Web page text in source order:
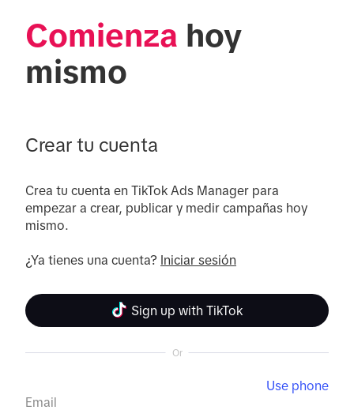
Comienza hoy
mismo
Crear tu cuenta
Crea tu cuenta en TikTok Ads Manager para
empezar a crear, publicar y medir campañas hoy
mismo.
¿Ya tienes una cuenta? Iniciar sesión
Sign up with TikTok
Or
Email
Use phone